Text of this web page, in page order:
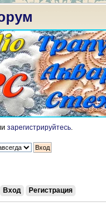
зарегистрируйтесь
Вход Регистрация